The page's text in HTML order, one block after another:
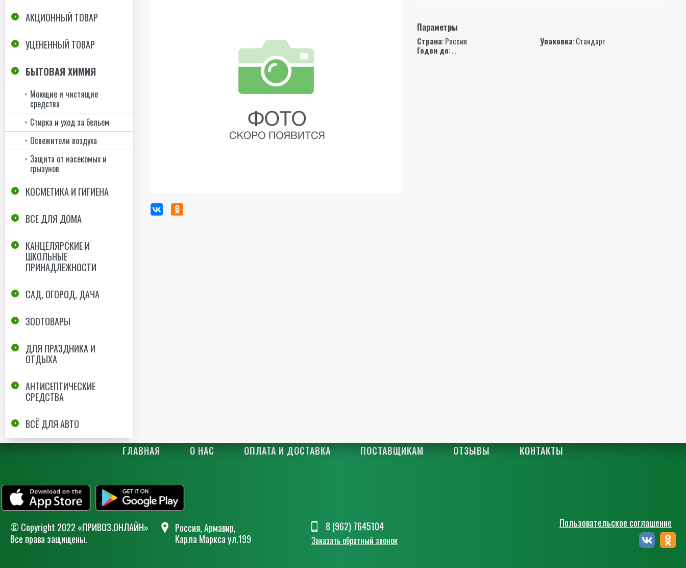
АКЦИОННЫЙ ТОВАР
УЦЕНЕННЫЙ ТОВАР
БЫТОВАЯ ХИМИЯ
Моющие и чистящие
средства
Стирка и уход за бельем
Освежители воздуха
Защита от насекомых и
грызунов
КОСМЕТИКА И ГИГИЕНА
ВСЕ ДЛЯ ДОМА
КАНЦЕЛЯРСКИЕ И
ШКОЛЬНЫЕ
ПРИНАДЛЕЖНОСТИ
САД, ОГОРОД, ДАЧА
ЗООТОВАРЫ
ДЛЯ ПРАЗДНИКА И
ОТДЫХА
АНТИСЕПТИЧЕСКИЕ
СРЕДСТВА
ВСЁ ДЛЯ АВТО
Параметры
Страна: Россия Упаковка: Стандарт
Годен до: . .
ГЛАВНАЯ О НАС ОПЛАТА И ДОСТАВКА ПОСТАВЩИКАМ ОТЗЫВЫ КОНТАКТЫ
8 (962) 7645104
Заказать обратный звонок
Россия, Армавир,
Карла Маркса ул.199
Пользовательское соглашение
© Сopyright 2022 «ПРИВОЗ.ОНЛАЙН»
Все права защищены.